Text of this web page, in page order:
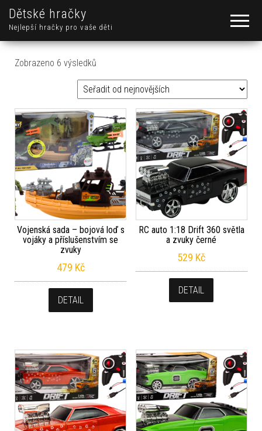
Dětské hračky
Nejlepší hračky pro vaše děti
Zobrazeno 6 výsledků
Vojenská sada – bojová loď s
vojáky a příslušenstvím se
zvuky
479 Kč
DETAIL
RC auto 1:18 Drift 360 světla
a zvuky černé
529 Kč
DETAIL